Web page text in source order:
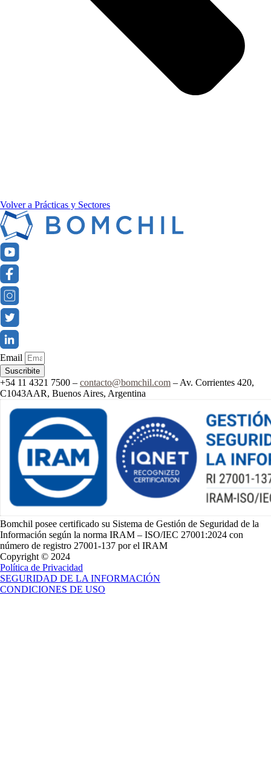
Volver a Prácticas y Sectores
Email
Suscribite
+54 11 4321 7500 – contacto@bomchil.com – Av. Corrientes 420,
C1043AAR, Buenos Aires, Argentina
Bomchil posee certificado su Sistema de Gestión de Seguridad de la
Información según la norma IRAM – ISO/IEC 27001:2024 con
número de registro 27001-137 por el IRAM
Copyright © 2024
Política de Privacidad
SEGURIDAD DE LA INFORMACIÓN
CONDICIONES DE USO